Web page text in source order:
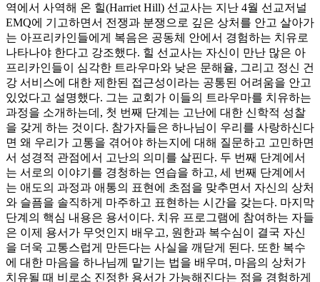
역에서 사역해 온 힐(Harriet Hill) 선교사는 지난 4월 선교저널
EMQ에 기고하면서 전쟁과 분쟁으로 깊은 상처를 안고 살아가
는 아프리카인들에게 복음은 공동체 안에서 경험하는 치유로
나타나야 한다고 강조했다. 힐 선교사는 자신이 만난 많은 아
프리카인들이 심각한 트라우마와 낮은 문해율, 그리고 정신 건
강 서비스에 대한 제한된 접근성이라는 공통된 어려움을 안고
있었다고 설명했다. 그는 교회가 이들의 트라우마를 치유하는
과정을 소개하는데, 첫 번째 단계는 고난에 대한 신학적 성찰
을 갖게 하는 것이다. 참가자들은 하나님이 우리를 사랑하신다
면 왜 우리가 고통을 겪어야 하는지에 대해 질문하고 고민하면
서 성경적 관점에서 고난의 의미를 살핀다. 두 번째 단계에서
는 서로의 이야기를 경청하는 연습을 하고, 세 번째 단계에서
는 애도의 과정과 애통의 표현에 초점을 맞추면서 자신의 상처
와 슬픔을 솔직하게 마주하고 표현하는 시간을 갖는다. 마지막
단계의 핵심 내용은 용서이다. 치유 프로그램에 참여하는 자들
은 이제 용서가 무엇인지 배우고, 원한과 복수심이 결국 자신
을 더욱 고통스럽게 만든다는 사실을 깨닫게 된다. 또한 복수
에 대한 마음을 하나님께 맡기는 법을 배우며, 마음의 상처가
치유될 때 비로소 진정한 용서가 가능해진다는 점을 경험하게